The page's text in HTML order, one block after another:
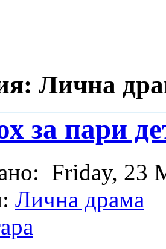
Лична
за пари
Friday,
Лична драма